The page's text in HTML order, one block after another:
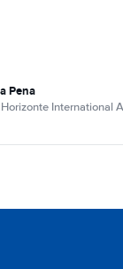
Pena
International